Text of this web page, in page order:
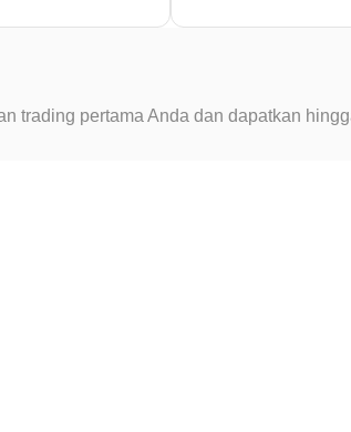
trading pertama Anda dan dapatkan